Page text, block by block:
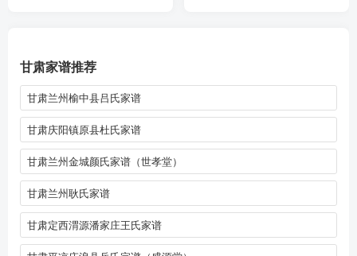
甘肃家谱推荐
甘肃兰州榆中县吕氏家谱
甘肃庆阳镇原县杜氏家谱
甘肃兰州金城颜氏家谱（世孝堂）
甘肃兰州耿氏家谱
甘肃定西渭源潘家庄王氏家谱